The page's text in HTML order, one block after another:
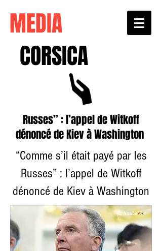
MEDIA
CORSICA
Russes” : l’appel de Witkoff
dénoncé de Kiev à Washington
“Comme s’il était payé par les
Russes” : l’appel de Witkoff
dénoncé de Kiev à Washington